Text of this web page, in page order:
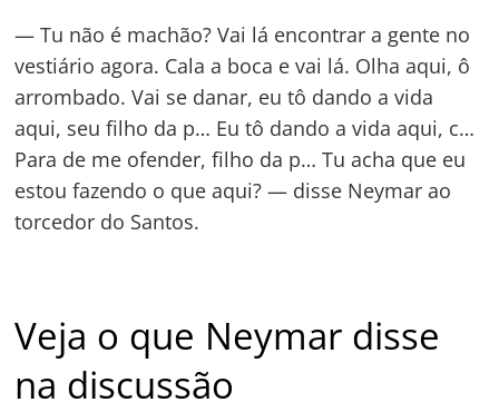
— Tu não é machão? Vai lá encontrar a gente no
vestiário agora. Cala a boca e vai lá. Olha aqui, ô
arrombado. Vai se danar, eu tô dando a vida
aqui, seu filho da p… Eu tô dando a vida aqui, c…
Para de me ofender, filho da p… Tu acha que eu
estou fazendo o que aqui? — disse Neymar ao
torcedor do Santos.
Veja o que Neymar disse
na discussão